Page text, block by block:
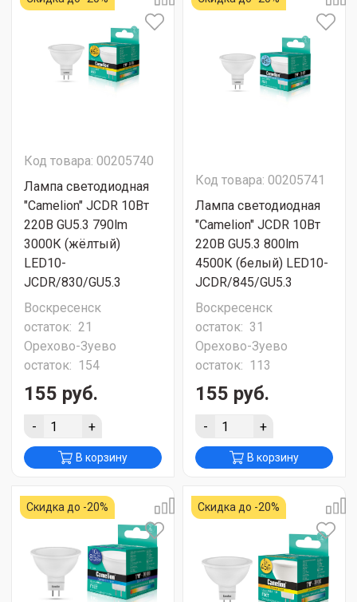
Код товара: 00205740
Лампа светодиодная
"Camelion" JCDR 10Вт
220В GU5.3 790lm
3000К (жёлтый)
LED10-
JCDR/830/GU5.3
Воскресенск
остаток: 21
Орехово-Зуево
остаток: 154
155 руб.
- +
В корзину
Код товара: 00205741
Лампа светодиодная
"Camelion" JCDR 10Вт
220В GU5.3 800lm
4500К (белый) LED10-
JCDR/845/GU5.3
Воскресенск
остаток: 31
Орехово-Зуево
остаток: 113
155 руб.
- +
В корзину
Скидка до -20% Скидка до -20%